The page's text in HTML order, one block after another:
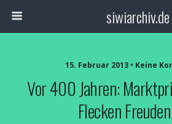
siwiarchiv.de
15. Februar 2013 • Keine
Vor 400 Jahren:
Flecken